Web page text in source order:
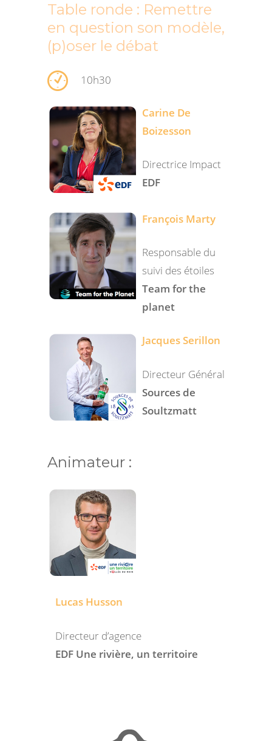
Table ronde : Remettre
en question son modèle,
(p)oser le débat
10h30
Carine De
Boizesson
Directrice Impact
EDF
François Marty
Responsable du
suivi des étoiles
Team for the
planet
Jacques Serillon
Directeur Général
Sources de
Soultzmatt
Animateur :
Lucas Husson
Directeur d’agence
EDF Une rivière, un territoire